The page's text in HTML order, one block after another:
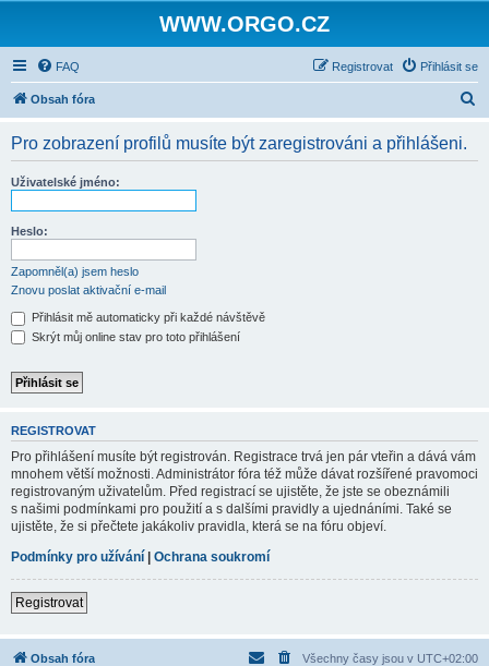
WWW.ORGO.CZ
FAQ Přihlásit se
Registrovat
Obsah fóra
Pro zobrazení profilů musíte být zaregistrováni a přihlášeni.
Uživatelské jméno:
Heslo:
Zapomněl(a) jsem heslo
Znovu poslat aktivační e-mail
Přihlásit mě automaticky při každé návštěvě
Skrýt můj online stav pro toto přihlášení
REGISTROVAT
Pro přihlášení musíte být registrován. Registrace trvá jen pár vteřin a dává vám
mnohem větší možnosti. Administrátor fóra též může dávat rozšířené pravomoci
registrovaným uživatelům. Před registrací se ujistěte, že jste se obeznámili
s našimi podmínkami pro použití a s dalšími pravidly a ujednáními. Také se
ujistěte, že si přečtete jakákoliv pravidla, která se na fóru objeví.
Podmínky pro užívání | Ochrana soukromí
Registrovat
Obsah fóra Všechny časy jsou v UTC+02:00